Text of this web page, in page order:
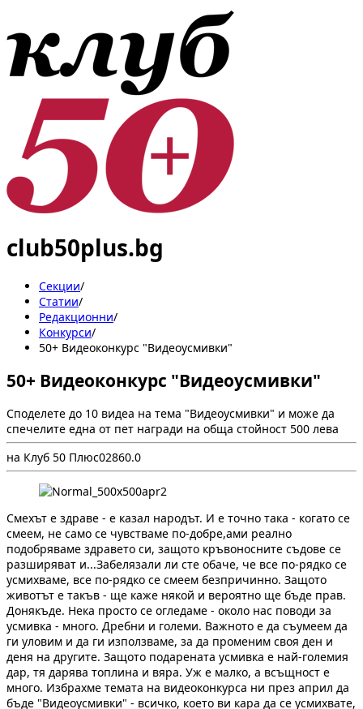
club50plus.bg
Секции/
Статии/
Редакционни/
Конкурси/
50+ Видеоконкурс "Видеоусмивки"
50+ Видеоконкурс "Видеоусмивки"
Споделете до 10 видеа на тема "Видеоусмивки" и може да
спечелите една от пет награди на обща стойност 500 лева
на Клуб 50 Плюс02860.0
Смехът е здраве - е казал народът. И е точно така - когато се
смеем, не само се чувстваме по-добре,ами реално
подобряваме здравето си, защото кръвоносните съдове се
разширяват и...Забелязали ли сте обаче, че все по-рядко се
усмихваме, все по-рядко се смеем безпричинно. Защото
животът е такъв - ще каже някой и вероятно ще бъде прав.
Донякъде. Нека просто се огледаме - около нас поводи за
усмивка - много. Дребни и големи. Важното е да съумеем да
ги уловим и да ги използваме, за да променим своя ден и
деня на другите. Защото подарената усмивка е най-големия
дар, тя дарява топлина и вяра. Уж е малко, а всъщност е
много. Избрахме темата на видеоконкурса ни през април да
бъде "Видеоусмивки" - всичко, което ви кара да се усмихвате,